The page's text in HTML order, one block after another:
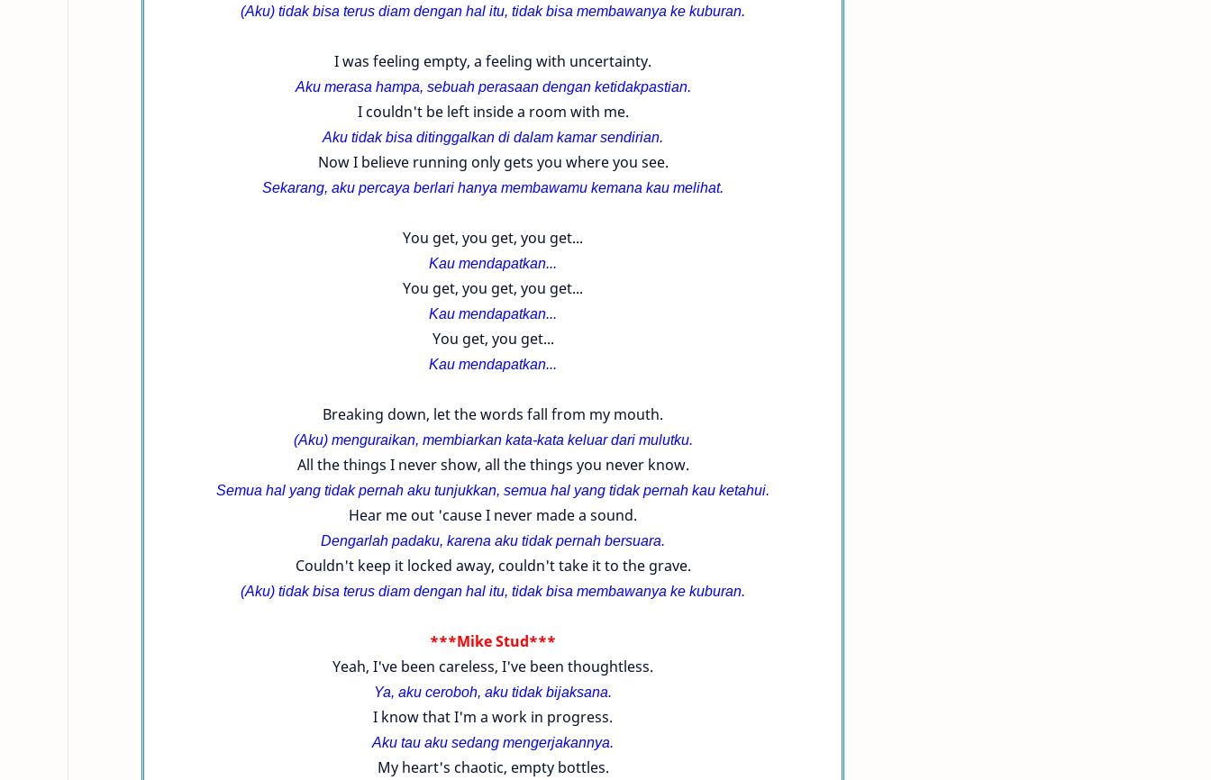
(Aku) tidak bisa terus diam dengan hal itu, tidak bisa membawanya ke kuburan.
I was feeling empty, a feeling with uncertainty.
Aku merasa hampa, sebuah perasaan dengan ketidakpastian.
I couldn't be left inside a room with me.
Aku tidak bisa ditinggalkan di dalam kamar sendirian.
Now I believe running only gets you where you see.
Sekarang, aku percaya berlari hanya membawamu kemana kau melihat.
You get, you get, you get...
Kau mendapatkan...
You get, you get, you get...
Kau mendapatkan...
You get, you get...
Kau mendapatkan...
Breaking down, let the words fall from my mouth.
(Aku) menguraikan, membiarkan kata-kata keluar dari mulutku.
All the things I never show, all the things you never know.
Semua hal yang tidak pernah aku tunjukkan, semua hal yang tidak pernah kau ketahui.
Hear me out 'cause I never made a sound.
Dengarlah padaku, karena aku tidak pernah bersuara.
Couldn't keep it locked away, couldn't take it to the grave.
(Aku) tidak bisa terus diam dengan hal itu, tidak bisa membawanya ke kuburan.
***Mike Stud***
Yeah, I've been careless, I've been thoughtless.
Ya, aku ceroboh, aku tidak bijaksana.
I know that I'm a work in progress.
Aku tau aku sedang mengerjakannya.
My heart's chaotic, empty bottles.